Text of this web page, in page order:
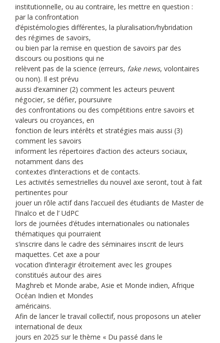
institutionnelle, ou au contraire, les mettre en question :
par la confrontation
d’épistémologies différentes, la pluralisation/hybridation
des régimes de savoirs,
ou bien par la remise en question de savoirs par des
discours ou positions qui ne
relèvent pas de la science (erreurs, fake news, volontaires
ou non). Il est prévu
aussi d’examiner (2) comment les acteurs peuvent
négocier, se défier, poursuivre
des confrontations ou des compétitions entre savoirs et
valeurs ou croyances, en
fonction de leurs intérêts et stratégies mais aussi (3)
comment les savoirs
informent les répertoires d’action des acteurs sociaux,
notamment dans des
contextes d’interactions et de contacts.
Les activités semestrielles du nouvel axe seront, tout à fait
pertinentes pour
jouer un rôle actif dans l’accueil des étudiants de Master de
l’Inalco et de l’ UdPC
lors de journées d’études internationales ou nationales
thématiques qui pourraient
s’inscrire dans le cadre des séminaires inscrit de leurs
maquettes. Cet axe a pour
vocation d’interagir étroitement avec les groupes
constitués autour des aires
Maghreb et Monde arabe, Asie et Monde indien, Afrique
Océan Indien et Mondes
américains.
Afin de lancer le travail collectif, nous proposons un atelier
international de deux
jours en 2025 sur le thème « Du passé dans le